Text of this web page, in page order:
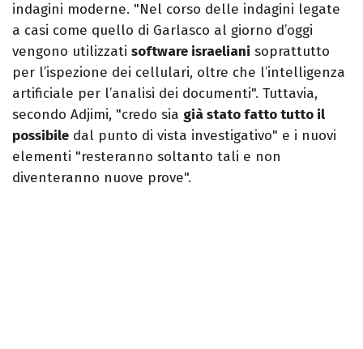
indagini moderne. "Nel corso delle indagini legate
a casi come quello di Garlasco al giorno d’oggi
vengono utilizzati software israeliani soprattutto
per l’ispezione dei cellulari, oltre che l’intelligenza
artificiale per l’analisi dei documenti". Tuttavia,
secondo Adjimi, "credo sia già stato fatto tutto il
possibile dal punto di vista investigativo" e i nuovi
elementi "resteranno soltanto tali e non
diventeranno nuove prove".